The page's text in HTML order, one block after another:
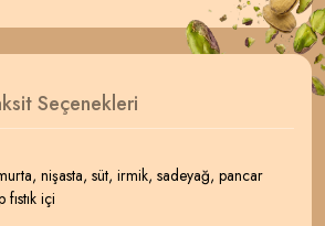
Seçenekleri
nişasta, süt, irmik, sadeyağ, pancar
içi